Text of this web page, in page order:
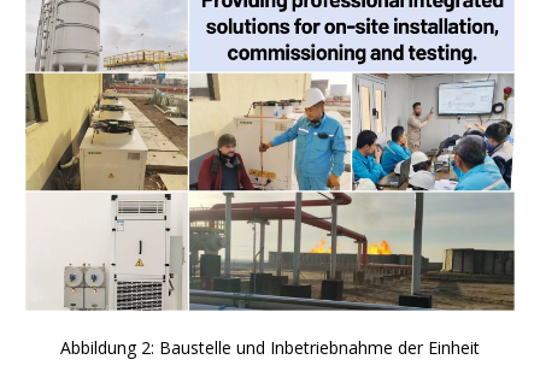
Abbildung 2: Baustelle und Inbetriebnahme der Einheit